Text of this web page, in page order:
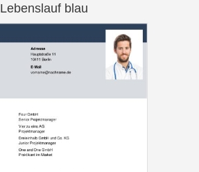
Lebenslauf blau